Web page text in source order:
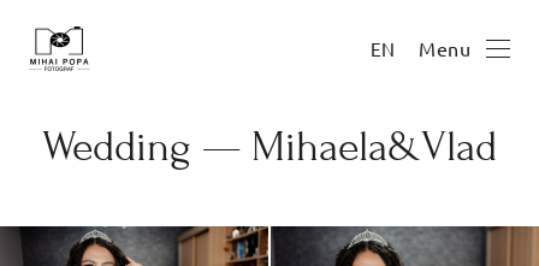
EN Menu
Wedding — Mihaela&Vlad